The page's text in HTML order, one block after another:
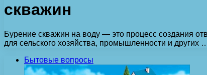
скважин
Бурение скважин на воду — это процесс создания
для сельского хозяйства, промышленности и других
Бытовые вопросы